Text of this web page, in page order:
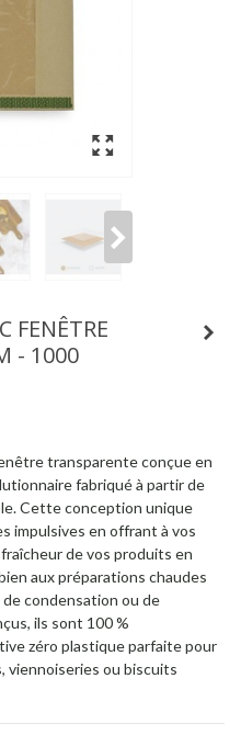
FENÊTRE
- 1000
transparente conçue en
fabriqué à partir de
Cette conception unique
impulsives en offrant à vos
de vos produits en
aux préparations chaudes
condensation ou de
ils sont 100 %
zéro plastique parfaite pour
viennoiseries ou biscuits